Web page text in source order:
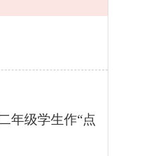
年级学生作“点